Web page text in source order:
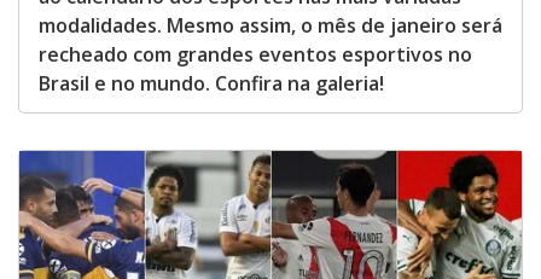
modalidades. Mesmo assim, o mês de janeiro será
recheado com grandes eventos esportivos no
Brasil e no mundo. Confira na galeria!